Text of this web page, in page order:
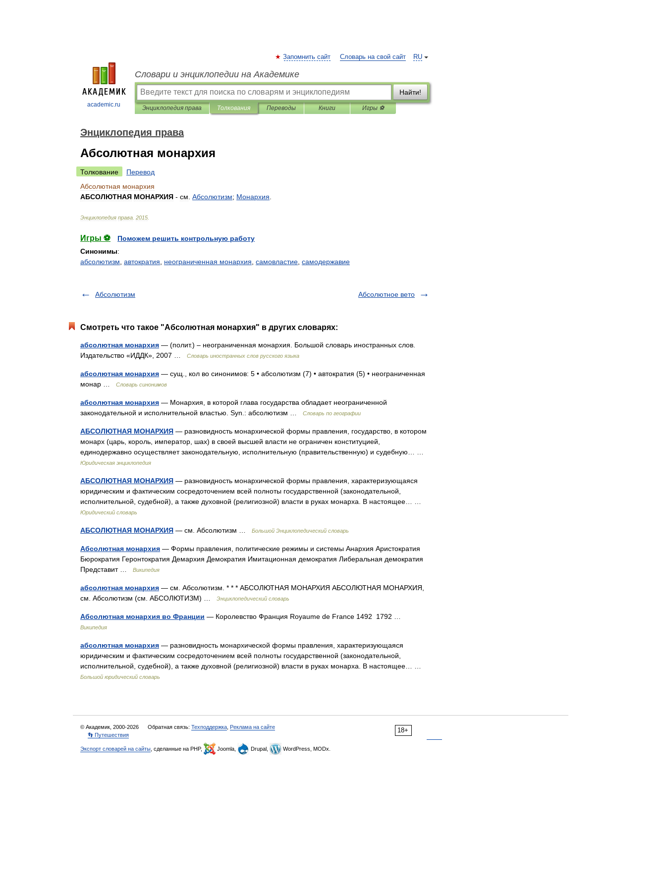
academic.ru
RU
Запомнить сайт Словарь на свой сайт
Словари и энциклопедии на Академике
Найти!
Энциклопедия права Толкования Переводы Книги Игры ⚽
Энциклопедия права
Абсолютная монархия
Толкование
Перевод
Абсолютная монархия
АБСОЛЮТНАЯ МОНАРХИЯ - см Абсолютизм; Монархия
Энциклопедия права 2015
Игры ⚽
Поможем решить контрольную работу
Синонимы:
абсолютизм автократия неограниченная монархия самовластие самодержавие
Абсолютизм Абсолютное вето
Смотреть что такое "Абсолютная монархия" в других словарях:
абсолютная монархия — (полит.) – неограниченная монархия. Большой словарь иностранных слов.
Издательство «ИДДК», 2007 …
Словарь иностранных слов русского языка
абсолютная монархия — сущ., кол во синонимов: 5 • абсолютизм (7) • автократия (5) • неограниченная
монар …
Словарь синонимов
абсолютная монархия — Монархия, в которой глава государства обладает неограниченной
законодательной и исполнительной властью. Syn.: абсолютизм …
Словарь по географии
АБСОЛЮТНАЯ МОНАРХИЯ — разновидность монархической формы правления, государство, в котором
монарх (царь, король, император, шах) в своей высшей власти не ограничен конституцией,
единодержавно осуществляет законодательную, исполнительную (правительственную) и судебную… …
Юридическая энциклопедия
АБСОЛЮТНАЯ МОНАРХИЯ — разновидность монархической формы правления, характеризующаяся
юридическим и фактическим сосредоточением всей полноты государственной (законодательной,
исполнительной, судебной), а также духовной (религиозной) власти в руках монарха. В настоящее… …
Юридический словарь
АБСОЛЮТНАЯ МОНАРХИЯ — см. Абсолютизм … Большой Энциклопедический словарь
Абсолютная монархия — Формы правления, политические режимы и системы Анархия Аристократия
Бюрократия Геронтократия Демархия Демократия Имитационная демократия Либеральная демократия
Представит …
Википедия
абсолютная монархия — см. Абсолютизм. * * * АБСОЛЮТНАЯ МОНАРХИЯ АБСОЛЮТНАЯ МОНАРХИЯ,
см. Абсолютизм (см. АБСОЛЮТИЗМ) …
Энциклопедический словарь
Абсолютная монархия во Франции — Королевство Франция Royaume de France 1492 1792 …
Википедия
абсолютная монархия — разновидность монархической формы правления, характеризующаяся
юридическим и фактическим сосредоточением всей полноты государственной (законодательной,
исполнительной, судебной), а также духовной (религиозной) власти в руках монарха. В настоящее… …
Большой юридический словарь
18+
© Академик, 2000-2026 Обратная связь: Техподдержка Реклама на сайте
👣 Путешествия
Экспорт словарей на сайты , сделанные на PHP, Joomla, Drupal, WordPress, MODx.